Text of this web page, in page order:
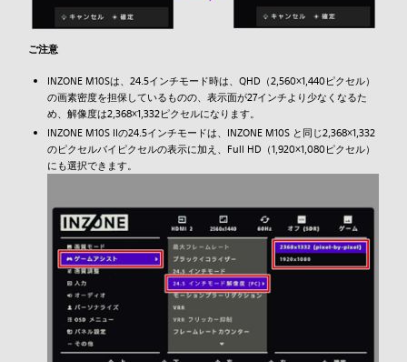
ご注意
INZONE M10Sは、24.5インチモード時は、QHD（2,560×1,440ピクセル）
の画素密度を担保しているものの、表示面が27インチより少なくなるた
め、解像度は2,368×1,332ピクセルになります。
INZONE M10S IIの24.5インチモードは、INZONE M10S と同じ2,368×1,332
のピクセルバイピクセルの表示に加え、Full HD（1,920×1,080ピクセル）
にも選択できます。